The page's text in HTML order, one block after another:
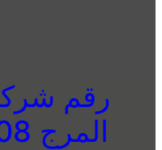
رقم
المرج 0235710008